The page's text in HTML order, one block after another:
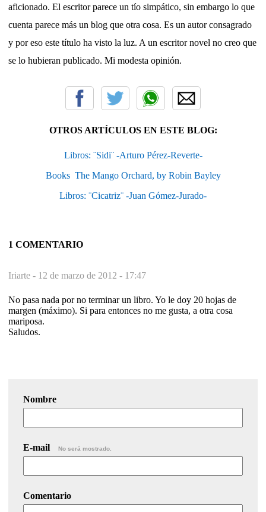
aficionado. El escritor parece un tío simpático, sin embargo lo que
cuenta parece más un blog que otra cosa. Es un autor consagrado
y por eso este título ha visto la luz. A un escritor novel no creo que
se lo hubieran publicado. Mi modesta opinión.
OTROS ARTÍCULOS EN ESTE BLOG:
Libros: ¨Sidi¨ -Arturo Pérez-Reverte-
Books  The Mango Orchard, by Robin Bayley
Libros: ¨Cicatriz¨ -Juan Gómez-Jurado-
1 COMENTARIO
Iriarte - 12 de marzo de 2012 - 17:47
No pasa nada por no terminar un libro. Yo le doy 20 hojas de
margen (máximo). Si para entonces no me gusta, a otra cosa
mariposa.
Saludos.
Nombre
E-mail No será mostrado.
Comentario